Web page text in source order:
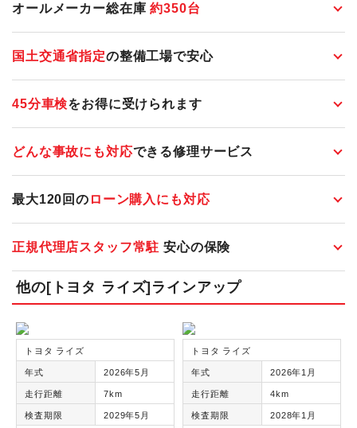
オールメーカー総在庫約350台
国土交通省指定の整備工場で安心
45分車検をお得に受けられます
どんな事故にも対応できる修理サービス
最大120回の ローン購入にも対応
正規代理店スタッフ常駐 安心の保険
他の[トヨタ ライズ]ラインアップ
トヨタ ライズ
年式 2026年5月
走行距離 7km
検査期限 2029年5月
トヨタ ライズ
年式 2026年1月
走行距離 4km
検査期限 2028年1月